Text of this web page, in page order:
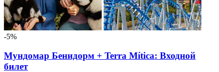
-5%
Мундомар Бенидорм + Terra Mítica: Входной
билет